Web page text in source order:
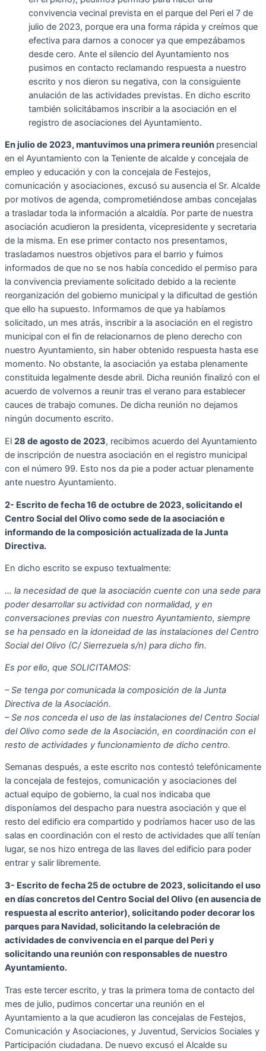
convivencia vecinal prevista en el parque del Peri el 7 de
julio de 2023, porque era una forma rápida y creímos que
efectiva para darnos a conocer ya que empezábamos
desde cero. Ante el silencio del Ayuntamiento nos
pusimos en contacto reclamando respuesta a nuestro
escrito y nos dieron su negativa, con la consiguiente
anulación de las actividades previstas. En dicho escrito
también solicitábamos inscribir a la asociación en el
registro de asociaciones del Ayuntamiento.
En julio de 2023, mantuvimos una primera reunión presencial
en el Ayuntamiento con la Teniente de alcalde y concejala de
empleo y educación y con la concejala de Festejos,
comunicación y asociaciones, excusó su ausencia el Sr. Alcalde
por motivos de agenda, comprometiéndose ambas concejalas
a trasladar toda la información a alcaldía. Por parte de nuestra
asociación acudieron la presidenta, vicepresidente y secretaria
de la misma. En ese primer contacto nos presentamos,
trasladamos nuestros objetivos para el barrio y fuimos
informados de que no se nos había concedido el permiso para
la convivencia previamente solicitado debido a la reciente
reorganización del gobierno municipal y la dificultad de gestión
que ello ha supuesto. Informamos de que ya habíamos
solicitado, un mes atrás, inscribir a la asociación en el registro
municipal con el fin de relacionarnos de pleno derecho con
nuestro Ayuntamiento, sin haber obtenido respuesta hasta ese
momento. No obstante, la asociación ya estaba plenamente
constituida legalmente desde abril. Dicha reunión finalizó con el
acuerdo de volvernos a reunir tras el verano para establecer
cauces de trabajo comunes. De dicha reunión no dejamos
ningún documento escrito.
El 28 de agosto de 2023, recibimos acuerdo del Ayuntamiento
de inscripción de nuestra asociación en el registro municipal
con el número 99. Esto nos da pie a poder actuar plenamente
ante nuestro Ayuntamiento.
2- Escrito de fecha 16 de octubre de 2023, solicitando el
Centro Social del Olivo como sede de la asociación e
informando de la composición actualizada de la Junta
Directiva.
En dicho escrito se expuso textualmente:
… la necesidad de que la asociación cuente con una sede para
poder desarrollar su actividad con normalidad, y en
conversaciones previas con nuestro Ayuntamiento, siempre
se ha pensado en la idoneidad de las instalaciones del Centro
Social del Olivo (C/ Sierrezuela s/n) para dicho fin.
Es por ello, que SOLICITAMOS:
– Se tenga por comunicada la composición de la Junta
Directiva de la Asociación.
– Se nos conceda el uso de las instalaciones del Centro Social
del Olivo como sede de la Asociación, en coordinación con el
resto de actividades y funcionamiento de dicho centro.
Semanas después, a este escrito nos contestó telefónicamente
la concejala de festejos, comunicación y asociaciones del
actual equipo de gobierno, la cual nos indicaba que
disponíamos del despacho para nuestra asociación y que el
resto del edificio era compartido y podríamos hacer uso de las
salas en coordinación con el resto de actividades que allí tenían
lugar, se nos hizo entrega de las llaves del edificio para poder
entrar y salir libremente.
3- Escrito de fecha 25 de octubre de 2023, solicitando el uso
en días concretos del Centro Social del Olivo (en ausencia de
respuesta al escrito anterior), solicitando poder decorar los
parques para Navidad, solicitando la celebración de
actividades de convivencia en el parque del Peri y
solicitando una reunión con responsables de nuestro
Ayuntamiento.
Tras este tercer escrito, y tras la primera toma de contacto del
mes de julio, pudimos concertar una reunión en el
Ayuntamiento a la que acudieron las concejalas de Festejos,
Comunicación y Asociaciones, y Juventud, Servicios Sociales y
Participación ciudadana. De nuevo excusó el Alcalde su